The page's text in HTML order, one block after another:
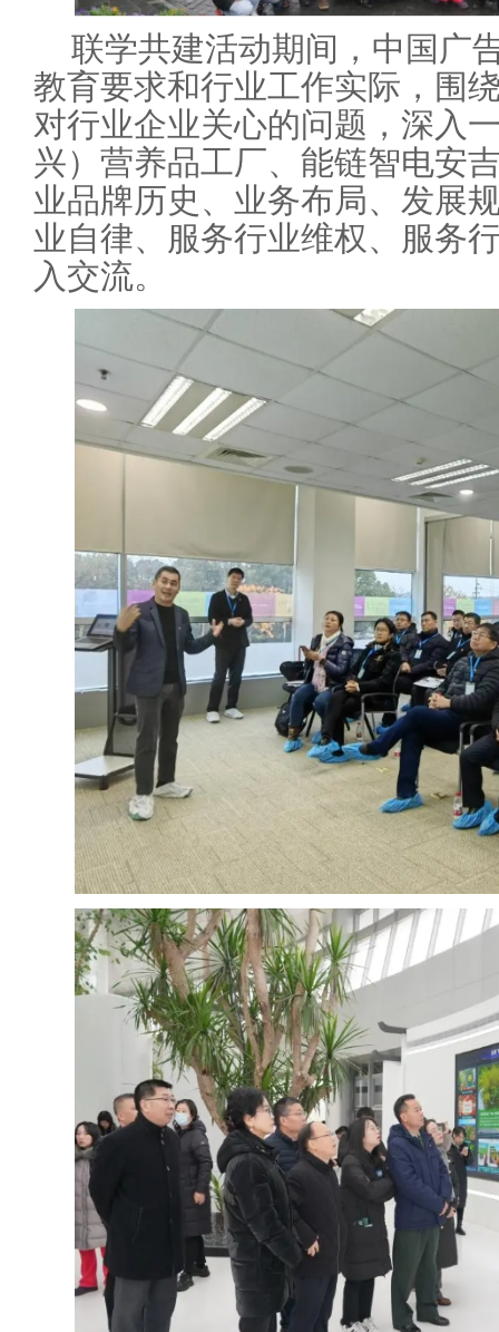
联学共建活动期间，中国广
教育要求和行业工作实际，围
对行业企业关心的问题，深入
兴）营养品工厂、能链智电安
业品牌历史、业务布局、发展
业自律、服务行业维权、服务
入交流。